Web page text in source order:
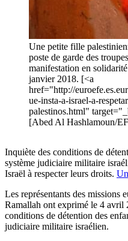
Une petite fille
poste de garde des
manifestation en
janvier 2018. [<a
href="http://
ue-insta-a-israel-a-
palestinos.html"
[Abed Al Hashlamoun/
Inquiète des conditions de
système judiciaire militaire
Israël à respecter leurs droits.
Les représentants des missions
Ramallah ont exprimé le 4 avril
conditions de détention des
judiciaire militaire israélien.